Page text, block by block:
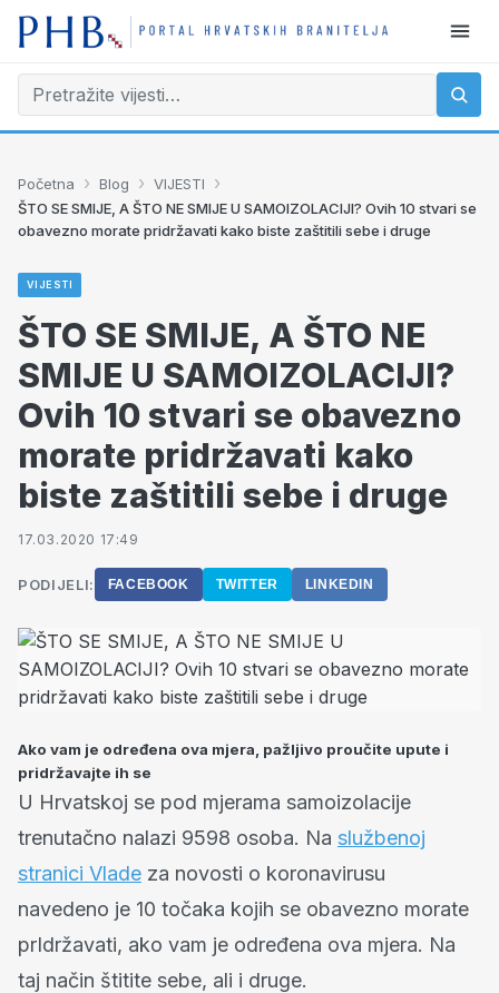
Početna › Blog › VIJESTI ›
ŠTO SE SMIJE, A ŠTO NE SMIJE U SAMOIZOLACIJI? Ovih 10 stvari se
obavezno morate pridržavati kako biste zaštitili sebe i druge
VIJESTI
ŠTO SE SMIJE, A ŠTO NE
SMIJE U SAMOIZOLACIJI?
Ovih 10 stvari se obavezno
morate pridržavati kako
biste zaštitili sebe i druge
17.03.2020 17:49
PODIJELI: FACEBOOK TWITTER LINKEDIN
Ako vam je određena ova mjera, pažljivo proučite upute i
pridržavajte ih se
U Hrvatskoj se pod mjerama samoizolacije
trenutačno nalazi 9598 osoba. Na službenoj
stranici Vlade za novosti o koronavirusu
navedeno je 10 točaka kojih se obavezno morate
prIdržavati, ako vam je određena ova mjera. Na
taj način štitite sebe, ali i druge.